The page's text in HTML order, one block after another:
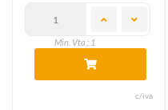
Min. Vta.: 1
c/iva